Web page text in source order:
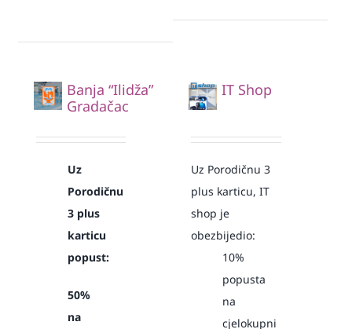
Banja “Ilidža”
Gradačac
Uz
Porodičnu
3 plus
karticu
popust:
50%
na
IT Shop
Uz Porodičnu 3
plus karticu, IT
shop je
obezbijedio:
10%
popusta
na
cjelokupni